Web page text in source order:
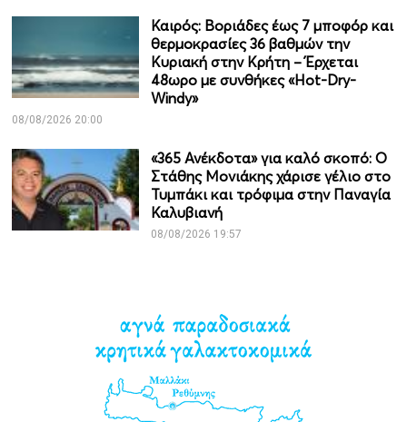
Καιρός: Βοριάδες έως 7 μποφόρ και
θερμοκρασίες 36 βαθμών την
Κυριακή στην Κρήτη – Έρχεται
48ωρο με συνθήκες «Hot-Dry-
Windy»
08/08/2026 20:00
«365 Ανέκδοτα» για καλό σκοπό: Ο
Στάθης Μονιάκης χάρισε γέλιο στο
Τυμπάκι και τρόφιμα στην Παναγία
Καλυβιανή
08/08/2026 19:57